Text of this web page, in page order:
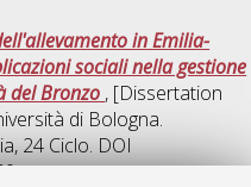
in Emilia-
sociali nella gestione
del Bronzo , [Dissertation
di Bologna.
, 24 Ciclo. DOI